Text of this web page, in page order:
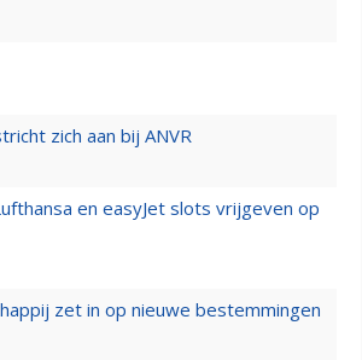
zich aan bij ANVR
en easyJet slots vrijgeven op
zet in op nieuwe bestemmingen